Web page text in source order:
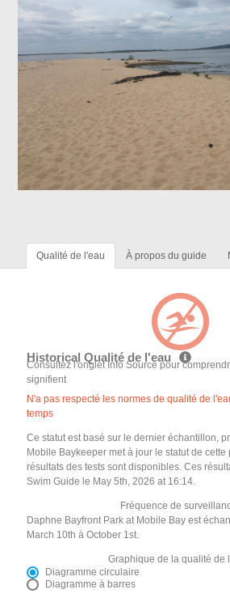
Qualité de l'eau À propos du guide
Historical Qualité de l'eau
Consultez l'onglet Info Source pour
signifient
N'a pas respecté les normes de qualité de
temps
Ce statut est basé sur le dernier échantillon,
Mobile Baykeeper met à jour le statut de
résultats des tests sont disponibles. Ces
Swim Guide le May 5th, 2026 at 16:14.
Fréquence de
Daphne Bayfront Park at Mobile Bay est
March 10th à October 1st.
Graphique de la qualité de
Diagramme circulaire
Diagramme à barres